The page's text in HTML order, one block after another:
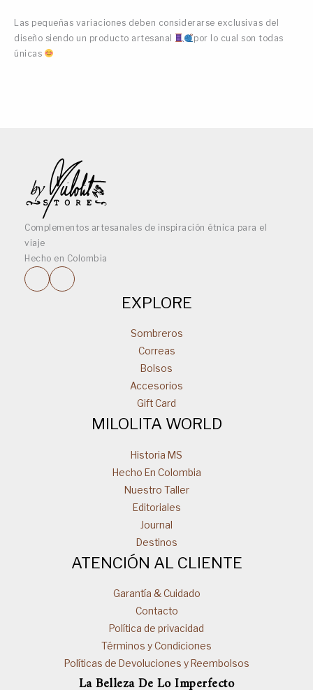
Las pequeñas variaciones deben considerarse exclusivas del
diseño siendo un producto artesanal
por lo cual son todas
únicas
Complementos artesanales de inspiración étnica para el
viaje
Hecho en Colombia
EXPLORE
Sombreros
Correas
Bolsos
Accesorios
Gift Card
MILOLITA WORLD
Historia MS
Hecho En Colombia
Nuestro Taller
Editoriales
Journal
Destinos
ATENCIÓN AL CLIENTE
Garantía & Cuidado
Contacto
Política de privacidad
Términos y Condiciones
Políticas de Devoluciones y Reembolsos
La Belleza De Lo Imperfecto